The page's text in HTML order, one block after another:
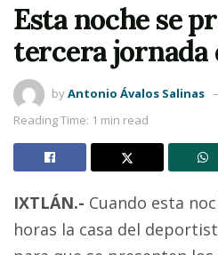
Esta noche se
tercera jornada
byAntonio Ávalos Salinas
Reading Time: 1 min read
IXTLÁN.- Cuando esta
horas la casa del